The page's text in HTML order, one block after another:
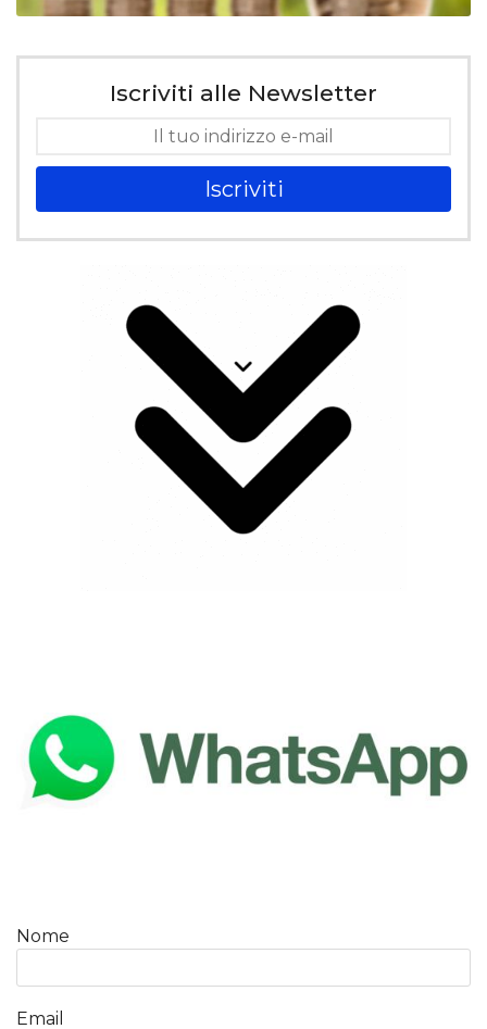
Iscriviti alle Newsletter
Iscriviti
Nome
Email